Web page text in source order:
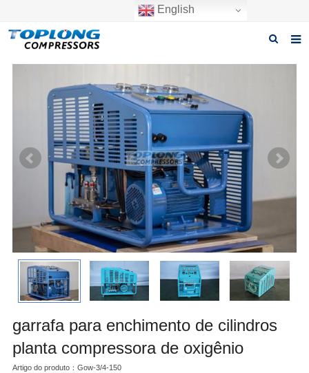
English
Sobre nós
Produtos
Notícias
Transferir
PERGUNTAS FREQUENTES
Inquérito
Contate-nos
FAÇA UMA COTAÇÃO
garrafa para enchimento de cilindros
planta compressora de oxigênio
Artigo do produto：Gow-3/4-150